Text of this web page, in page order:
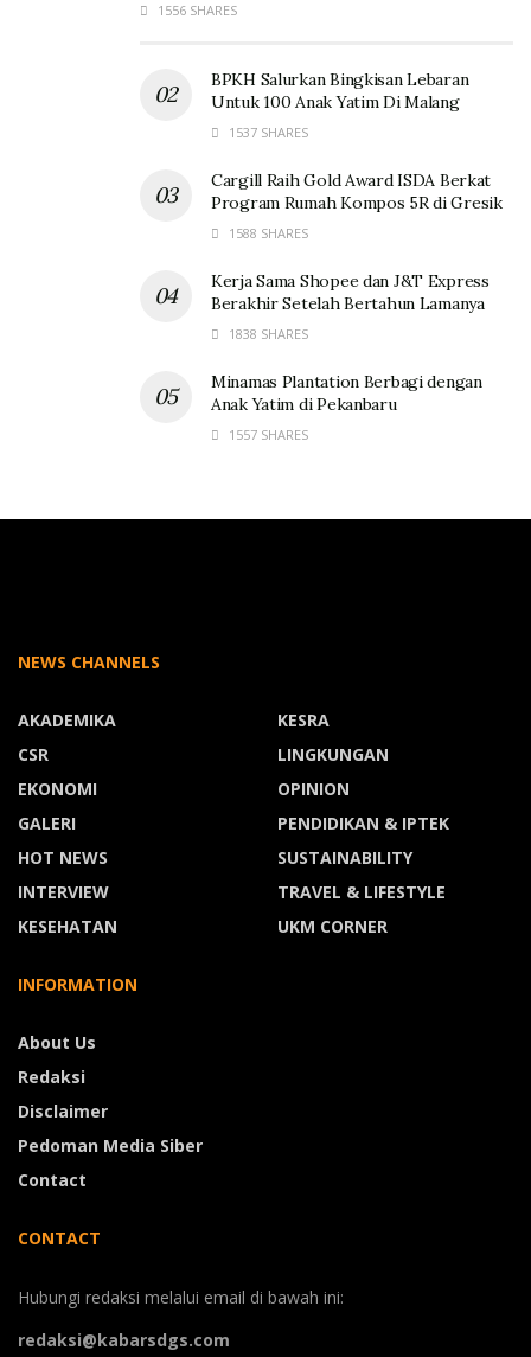
1556 SHARES
BPKH Salurkan Bingkisan Lebaran
Untuk 100 Anak Yatim Di Malang
1537 SHARES
Cargill Raih Gold Award ISDA Berkat
Program Rumah Kompos 5R di Gresik
1588 SHARES
Kerja Sama Shopee dan J&T Express
Berakhir Setelah Bertahun Lamanya
1838 SHARES
Minamas Plantation Berbagi dengan
Anak Yatim di Pekanbaru
1557 SHARES
NEWS CHANNELS
AKADEMIKA
CSR
EKONOMI
GALERI
HOT NEWS
INTERVIEW
KESEHATAN
KESRA
LINGKUNGAN
OPINION
PENDIDIKAN & IPTEK
SUSTAINABILITY
TRAVEL & LIFESTYLE
UKM CORNER
INFORMATION
About Us
Redaksi
Disclaimer
Pedoman Media Siber
Contact
CONTACT
Hubungi redaksi melalui email di bawah ini:
redaksi@kabarsdgs.com